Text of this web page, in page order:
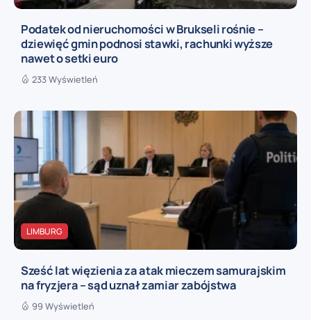
Podatek od nieruchomości w Brukseli rośnie –
dziewięć gmin podnosi stawki, rachunki wyższe
nawet o setki euro
233 Wyświetleń
LIMBURG
Sześć lat więzienia za atak mieczem samurajskim
na fryzjera – sąd uznał zamiar zabójstwa
99 Wyświetleń